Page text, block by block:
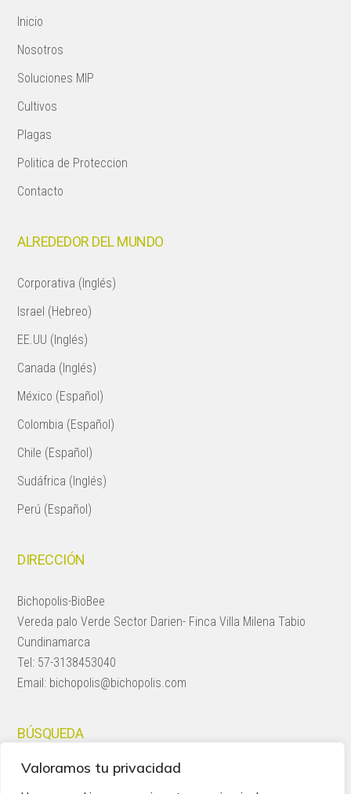
Valoramos tu privacidad
Inicio
Nosotros
Soluciones MIP
Cultivos
Plagas
Politica de Proteccion
Contacto
ALREDEDOR DEL MUNDO
Corporativa (Inglés)
Israel (Hebreo)
EE.UU (Inglés)
Canada (Inglés)
México (Español)
Colombia (Español)
Chile (Español)
Sudáfrica (Inglés)
Perú (Español)
DIRECCIÓN
Bichopolis-BioBee
Vereda palo Verde Sector Darien- Finca Villa Milena Tabio
Cundinamarca
Tel: 57-3138453040
Email: bichopolis@bichopolis.com
BÚSQUEDA
Search